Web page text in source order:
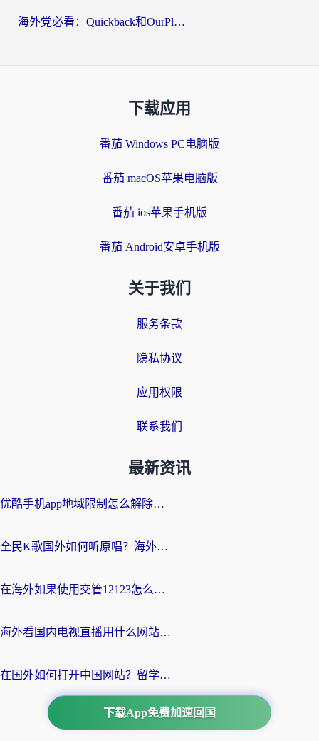
海外党必看：Quickback和OurPlay好用吗？3分钟选对回国加速器，无缝刷剧玩游戏
下载应用
番茄 Windows PC电脑版
番茄 macOS苹果电脑版
番茄 ios苹果手机版
番茄 Android安卓手机版
关于我们
服务条款
隐私协议
应用权限
联系我们
最新资讯
优酷手机app地域限制怎么解除？海外党亲测有效的追剧方案
全民K歌国外如何听原唱？海外党亲测有效的回国加速器选择指南
在海外如果使用交管12123怎么处理？留学生亲测有效的回国加速方案
海外看国内电视直播用什么网站比较好？一篇解决你所有追剧难题的实用指南
在国外如何打开中国网站？留学生与海外华人的无缝访问指南
下载App免费加速回国